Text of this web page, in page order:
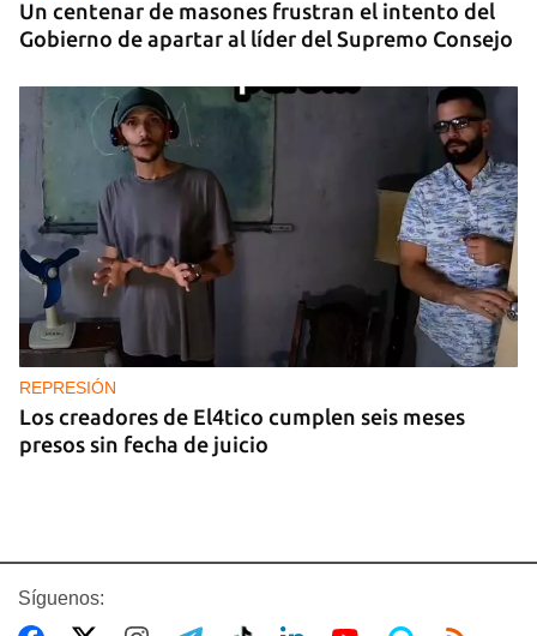
Un centenar de masones frustran el intento del
Gobierno de apartar al líder del Supremo Consejo
REPRESIÓN
Los creadores de El4tico cumplen seis meses
presos sin fecha de juicio
Síguenos: